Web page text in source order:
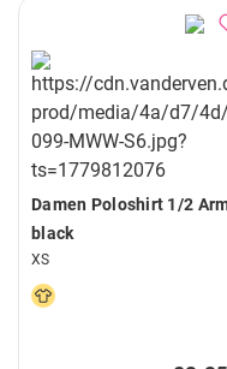
Damen Poloshirt 1/2
black
XS